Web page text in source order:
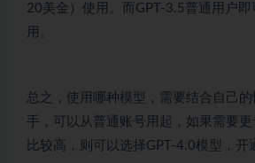
20美金）使用。而GPT-3.5普通用户
用。
总之，使用哪种模型，需要结合自己
手，可以从普通账号用起，如果需要
比较高，则可以选择GPT-4.0模型，开